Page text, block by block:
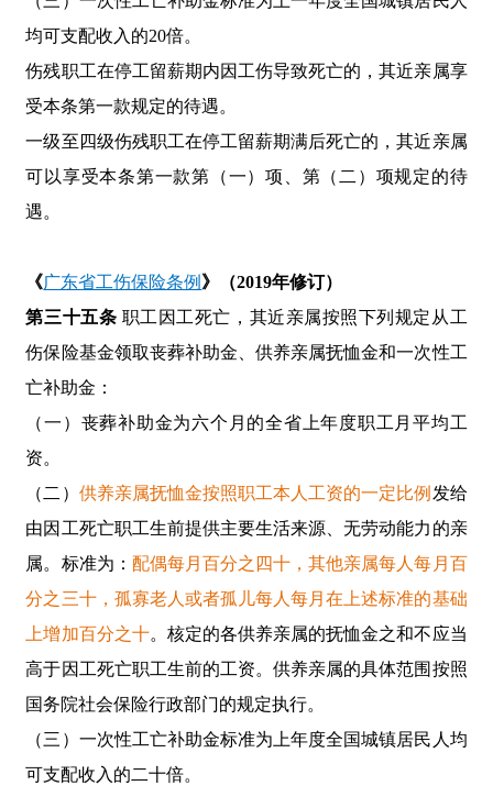
均可支配收入的20倍。
伤残职工在停工留薪期内因工伤导致死亡的，其近亲属享
受本条第一款规定的待遇。
一级至四级伤残职工在停工留薪期满后死亡的，其近亲属
可以享受本条第一款第（一）项、第（二）项规定的待
遇。
《广东省工伤保险条例 》（2019年修订）
第三十五条 职工因工死亡，其近亲属按照下列规定从工
伤保险基金领取丧葬补助金、供养亲属抚恤金和一次性工
亡补助金：
（一）丧葬补助金为六个月的全省上年度职工月平均工
资。
（二） 供养亲属抚恤金按照职工本人工资的一定比例 发给
由因工死亡职工生前提供主要生活来源、无劳动能力的亲
属。标准为： 配偶每月百分之四十，其他亲属每人每月百
分之三十，孤寡老人或者孤儿每人每月在上述标准的基础
上增加百分之十。核定的各供养亲属的抚恤金之和不应当
高于因工死亡职工生前的工资。供养亲属的具体范围按照
国务院社会保险行政部门的规定执行。
（三）一次性工亡补助金标准为上年度全国城镇居民人均
可支配收入的二十倍。